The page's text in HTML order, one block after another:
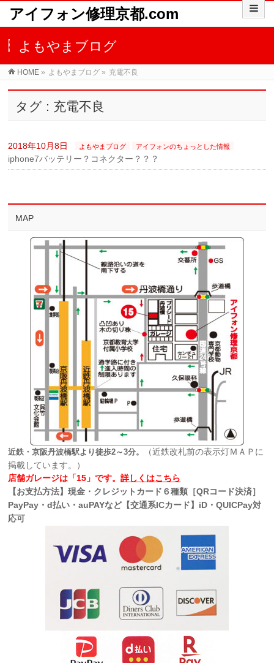
アイフォン修理京都.com
よもやまブログ
HOME » よもやまブログ » 充電不良
タグ : 充電不良
2018年10月8日 よもやまブログ アイフォンのちょっとした情報
iphone7バッテリー？コネクター？？？
MAP
近鉄・京阪丹波橋駅より徒歩2～3分。
（近鉄改札前の表示灯ＭＡＰに
掲載しています。）
店舗ガレージは「15」です。詳しくはこちら
【お支払方法】現金・クレジットカード６種類［QRコード決済］
PayPay・d払い・auPAYなど【交通系ICカード】iD・QUICPay対
応可